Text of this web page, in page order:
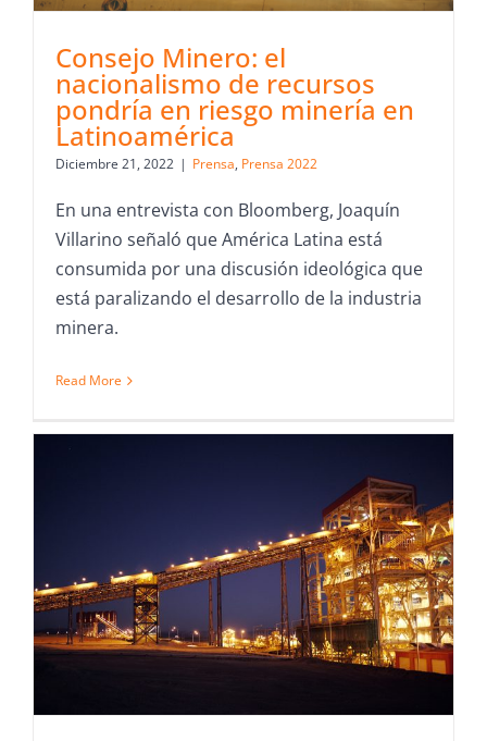
Consejo Minero: el
nacionalismo de recursos
pondría en riesgo minería en
Latinoamérica
Diciembre 21, 2022 | Prensa, Prensa 2022
En una entrevista con Bloomberg, Joaquín
Villarino señaló que América Latina está
consumida por una discusión ideológica que
está paralizando el desarrollo de la industria
minera.
Read More